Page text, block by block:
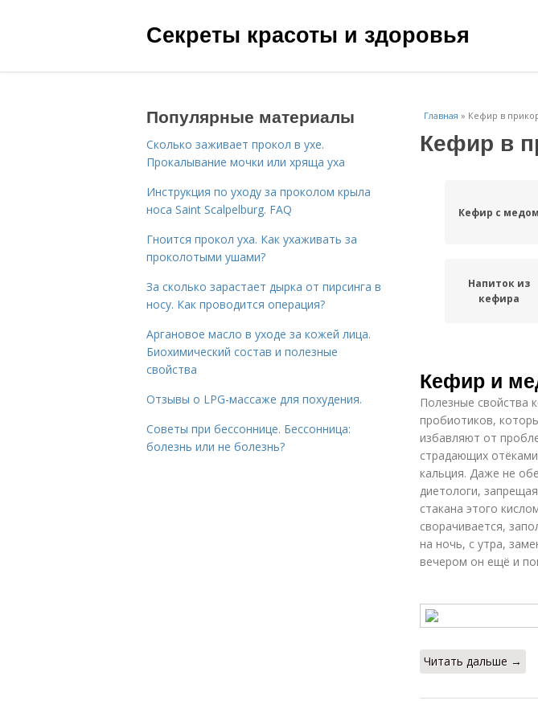
Секреты красоты и здоровья
Главная » Кефир в
Кефир в
Кефир с медом
Напиток из
кефира
Кефир и
Полезные свойства
пробиотиков,
избавляют от
страдающих
кальция. Даже не
диетологи,
стакана этого
сворачивается,
на ночь, с утра,
вечером он ещё и
Читать дальше →
Популярные материалы
Сколько заживает прокол в ухе.
Прокалывание мочки или хряща уха
Инструкция по уходу за проколом крыла
носа Saint Scalpelburg. FAQ
Гноится прокол уха. Как ухаживать за
проколотыми ушами?
За сколько зарастает дырка от пирсинга в
носу. Как проводится операция?
Аргановое масло в уходе за кожей лица.
Биохимический состав и полезные
свойства
Отзывы о LPG-массаже для похудения.
Советы при бессоннице. Бессонница:
болезнь или не болезнь?